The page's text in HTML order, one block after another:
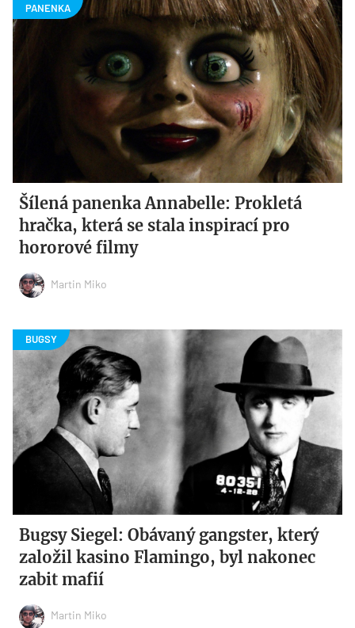
Šílená panenka Annabelle: Prokletá
hračka, která se stala inspirací pro
hororové filmy
Martin Miko
Bugsy Siegel: Obávaný gangster, který
založil kasino Flamingo, byl nakonec
zabit mafií
Martin Miko